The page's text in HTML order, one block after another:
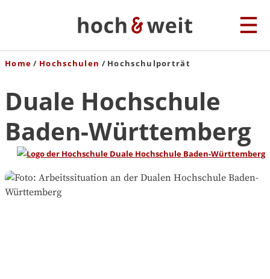
Home Hochschulen Hochschulporträt
Duale Hochschule
Baden-Württemberg